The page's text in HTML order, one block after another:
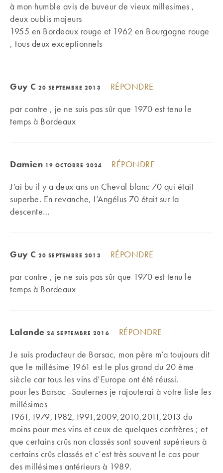
à mon humble avis de buveur de vieux millesimes ,
deux oublis majeurs
1955 en Bordeaux rouge et 1962 en Bourgogne rouge
, tous deux exceptionnels
Guy C 20 SEPTEMBRE 2013
RÉPONDRE
par contre , je ne suis pas sûr que 1970 est tenu le
temps à Bordeaux
Damien 19 OCTOBRE 2024
RÉPONDRE
J’ai bu il y a deux ans un Cheval blanc 70 qui était
superbe. En revanche, l’Angélus 70 était sur la
descente…
Guy C 20 SEPTEMBRE 2013
RÉPONDRE
par contre , je ne suis pas sûr que 1970 est tenu le
temps à Bordeaux
Lalande 24 SEPTEMBRE 2016
RÉPONDRE
Je suis producteur de Barsac, mon père m’a toujours dit
que le millésime 1961 est le plus grand du 20 ème
siècle car tous les vins d’Europe ont été réussi.
pour les Barsac -Sauternes je rajouterai à votre liste les
millésimes
1961,1979,1982,1991,2009,2010,2011,2013 du
moins pour mes vins et ceux de quelques confrères ; et
que certains crûs non classés sont souvent supérieurs à
certains crûs classés et c’est très souvent le cas pour
des millésimes antérieurs à 1989.